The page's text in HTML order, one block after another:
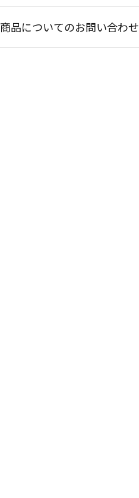
商品についてのお問い合わせ